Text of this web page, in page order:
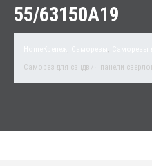
55/63150A19
, ,
Саморез для сэндвич панели